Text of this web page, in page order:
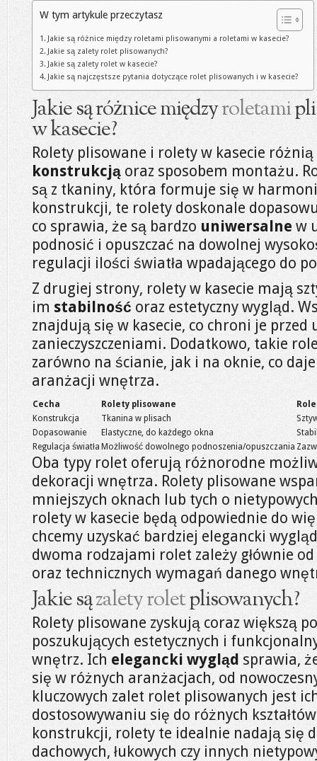
W tym artykule przeczytasz
Jakie są różnice między roletami plisowanymi a roletami w kasecie?
Jakie są zalety rolet plisowanych?
Jakie są zalety rolet w kasecie?
Jakie są najczęstsze pytania dotyczące rolet plisowanych i w kasecie?
Jakie są różnice międzyroletami
w kasecie?
Rolety plisowane i rolety w kasecie
konstrukcją oraz sposobem montażu.
są z tkaniny, która formuje się w
konstrukcji, te rolety doskonale
co sprawia, że są bardzo uniwersalne w
podnosić i opuszczać na dowolnej
regulacji ilości światła wpadającego do
Z drugiej strony, rolety w kasecie mają
im stabilność oraz estetyczny wygląd.
znajdują się w kasecie, co chroni je przed
zanieczyszczeniami. Dodatkowo, takie
zarówno na ścianie, jak i na oknie, co
aranżacji wnętrza.
Cecha Rolety plisowane
Konstrukcja
Tkanina w plisach
Dopasowanie
Elastyczne, do każdego okna
Regulacja światła Możliwość dowolnego podnoszenia/opuszczania
Oba typy rolet oferują różnorodne
dekoracji wnętrza. Rolety plisowane
mniejszych oknach lub tych o
rolety w kasecie będą odpowiednie do
chcemy uzyskać bardziej elegancki
dwoma rodzajami rolet zależy głównie
oraz technicznych wymagań danego
Jakie sązalety roletplisowanych?
Rolety plisowane zyskują coraz większą
poszukujących estetycznych i
wnętrz. Ich elegancki wygląd sprawia,
się w różnych aranżacjach, od
kluczowych zalet rolet plisowanych jest
dostosowywaniu się do różnych
konstrukcji, rolety te idealnie nadają się
dachowych, łukowych czy innych